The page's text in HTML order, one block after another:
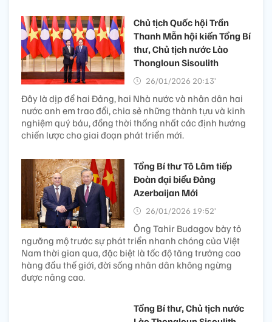
Chủ tịch Quốc hội Trần
Thanh Mẫn hội kiến Tổng Bí
thư, Chủ tịch nước Lào
Thongloun Sisoulith
26/01/2026 20:13’
Đây là dịp để hai Đảng, hai Nhà nước và nhân dân hai
nước anh em trao đổi, chia sẻ những thành tựu và kinh
nghiệm quý báu, đồng thời thống nhất các định hướng
chiến lược cho giai đoạn phát triển mới.
Tổng Bí thư Tô Lâm tiếp
Đoàn đại biểu Đảng
Azerbaijan Mới
26/01/2026 19:52’
Ông Tahir Budagov bày tỏ
ngưỡng mộ trước sự phát triển nhanh chóng của Việt
Nam thời gian qua, đặc biệt là tốc độ tăng trưởng cao
hàng đầu thế giới, đời sống nhân dân không ngừng
được nâng cao.
Tổng Bí thư, Chủ tịch nước